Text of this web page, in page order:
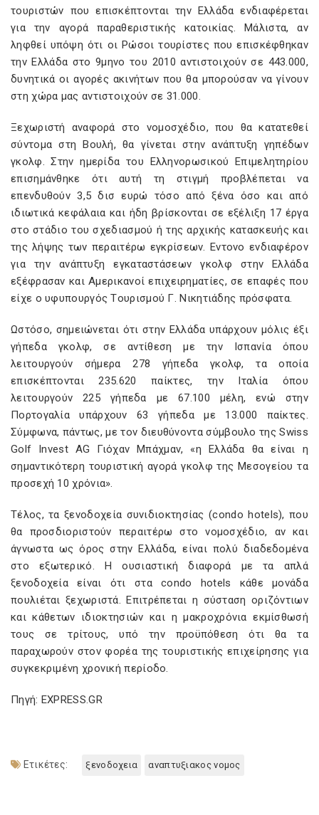
τουριστών που επισκέπτονται την Ελλάδα ενδιαφέρεται
για την αγορά παραθεριστικής κατοικίας. Μάλιστα, αν
ληφθεί υπόψη ότι οι Ρώσοι τουρίστες που επισκέφθηκαν
την Ελλάδα στο 9μηνο του 2010 αντιστοιχούν σε 443.000,
δυνητικά οι αγορές ακινήτων που θα μπορούσαν να γίνουν
στη χώρα μας αντιστοιχούν σε 31.000.
Ξεχωριστή αναφορά στο νομοσχέδιο, που θα κατατεθεί
σύντομα στη Βουλή, θα γίνεται στην ανάπτυξη γηπέδων
γκολφ. Στην ημερίδα του Ελληνορωσικού Eπιμελητηρίου
επισημάνθηκε ότι αυτή τη στιγμή προβλέπεται να
επενδυθούν 3,5 δισ ευρώ τόσο από ξένα όσο και από
ιδιωτικά κεφάλαια και ήδη βρίσκονται σε εξέλιξη 17 έργα
στο στάδιο του σχεδιασμού ή της αρχικής κατασκευής και
της λήψης των περαιτέρω εγκρίσεων. Eντονο ενδιαφέρον
για την ανάπτυξη εγκαταστάσεων γκολφ στην Ελλάδα
εξέφρασαν και Αμερικανοί επιχειρηματίες, σε επαφές που
είχε ο υφυπουργός Tουρισμού Γ. Νικητιάδης πρόσφατα.
Ωστόσο, σημειώνεται ότι στην Ελλάδα υπάρχουν μόλις έξι
γήπεδα γκολφ, σε αντίθεση με την Iσπανία όπου
λειτουργούν σήμερα 278 γήπεδα γκολφ, τα οποία
επισκέπτονται 235.620 παίκτες, την Iταλία όπου
λειτουργούν 225 γήπεδα με 67.100 μέλη, ενώ στην
Πορτογαλία υπάρχουν 63 γήπεδα με 13.000 παίκτες.
Σύμφωνα, πάντως, με τον διευθύνοντα σύμβουλο της Swiss
Golf Invest AG Γιόχαν Mπάχμαν, «η Ελλάδα θα είναι η
σημαντικότερη τουριστική αγορά γκολφ της Mεσογείου τα
προσεχή 10 χρόνια».
Τέλος, τα ξενοδοχεία συνιδιοκτησίας (condo hotels), που
θα προσδιοριστούν περαιτέρω στο νομοσχέδιο, αν και
άγνωστα ως όρος στην Ελλάδα, είναι πολύ διαδεδομένα
στο εξωτερικό. Η ουσιαστική διαφορά με τα απλά
ξενοδοχεία είναι ότι στα condo hotels κάθε μονάδα
πουλιέται ξεχωριστά. Επιτρέπεται η σύσταση οριζόντιων
και κάθετων ιδιοκτησιών και η μακροχρόνια εκμίσθωσή
τους σε τρίτους, υπό την προϋπόθεση ότι θα τα
παραχωρούν στον φορέα της τουριστικής επιχείρησης για
συγκεκριμένη χρονική περίοδο.
Πηγή: EXPRESS.GR
Ετικέτες: ξενοδοχεια αναπτυξιακος νομος